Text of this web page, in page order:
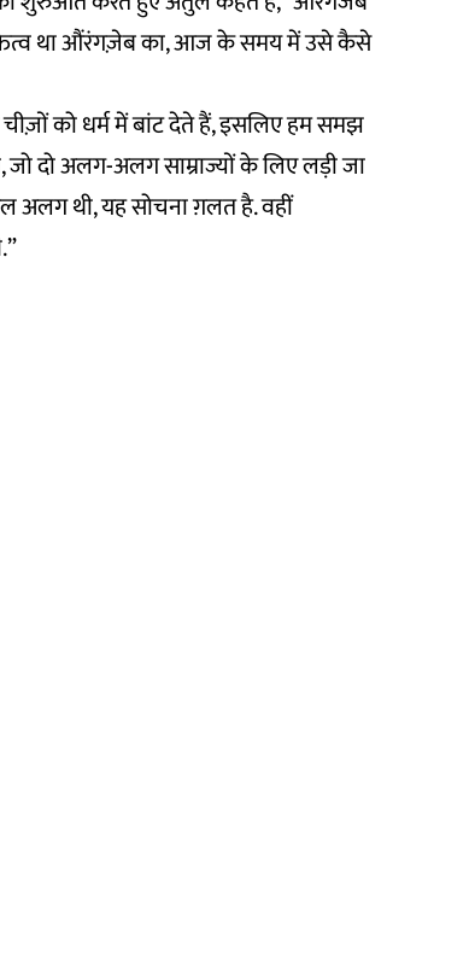
था औंरंगज़ेब का, आज के समय में उसे कैसे
को धर्म में बांट देते हैं, इसलिए हम समझ
दो अलग-अलग साम्राज्यों के लिए लड़ी जा
अलग थी, यह सोचना ग़लत है. वहीं